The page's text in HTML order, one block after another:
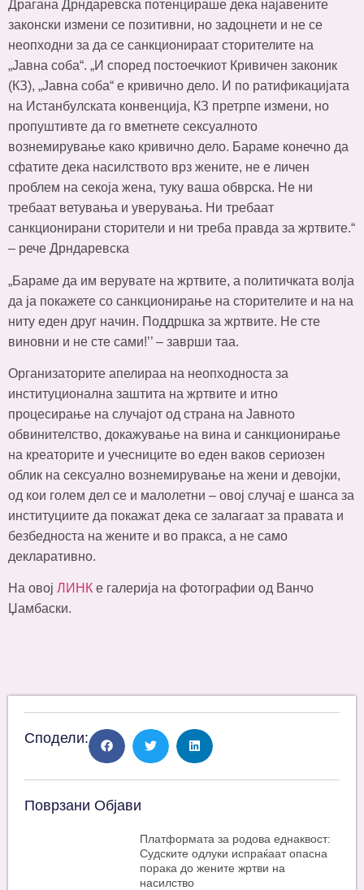
Драгана Дрндаревска потенцираше дека најавените
законски измени се позитивни, но задоцнети и не се
неопходни за да се санкционираат сторителите на
„Јавна соба“. „И според постоечкиот Кривичен законик
(КЗ), „Јавна соба“ е кривично дело. И по ратификацијата
на Истанбулската конвенција, КЗ претрпе измени, но
пропуштивте да го вметнете сексуалното
вознемирување како кривично дело. Бараме конечно да
сфатите дека насилството врз жените, не е личен
проблем на секоја жена, туку ваша обврска. Не ни
требаат ветувања и уверувања. Ни требаат
санкционирани сторители и ни треба правда за жртвите.“
– рече Дрндаревска
„Бараме да им верувате на жртвите, а политичката волја
да ја покажете со санкционирање на сторителите и на на
ниту еден друг начин. Поддршка за жртвите. Не сте
виновни и не сте сами!’’ – заврши таа.
Организаторите апелираа на неопходноста за
институционална заштита на жртвите и итно
процесирање на случајот од страна на Јавното
обвинителство, докажување на вина и санкционирање
на креаторите и учесниците во еден ваков сериозен
облик на сексуално вознемирување на жени и девојки,
од кои голем дел се и малолетни – овој случај е шанса за
институциите да покажат дека се залагаат за правата и
безбедноста на жените и во пракса, а не само
декларативно.
На овој ЛИНК е галерија на фотографии од Ванчо
Џамбаски.
Сподели:
Поврзани Објави
Платформата за родова еднаквост:
Судските одлуки испраќаат опасна
порака до жените жртви на
насилство